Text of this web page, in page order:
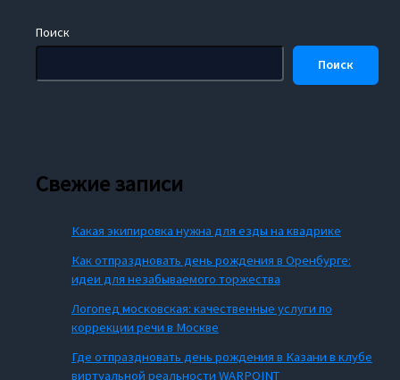
Поиск
Поиск
Свежие записи
Какая экипировка нужна для езды на квадрике
Как отпраздновать день рождения в Оренбурге:
идеи для незабываемого торжества
Логопед московская: качественные услуги по
коррекции речи в Москве
Где отпраздновать день рождения в Казани в клубе
виртуальной реальности WARPOINT